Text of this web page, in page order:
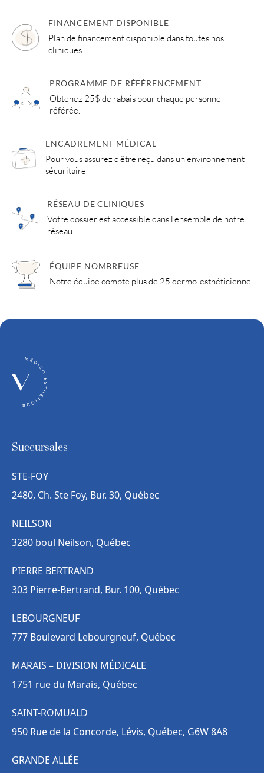
Ces réactions sont normales et temporaires,
elles disparaitront sans intervention.
indications à suivre à la suite du traitement. Le
respect des conditions post-procédure est
essentiel pour obtenir des résultats optimaux.
FINANCEMENT DISPONIBLE
Plan de financement disponible dans toutes nos
cliniques.
PROGRAMME DE RÉFÉRENCEMENT
Obtenez 25$ de rabais pour chaque personne
référée.
ENCADREMENT MÉDICAL
Pour vous assurez d'être reçu dans un environnement
sécuritaire
RÉSEAU DE CLINIQUES
Votre dossier est accessible dans l'ensemble de notre
réseau
ÉQUIPE NOMBREUSE
Notre équipe compte plus de 25 dermo-esthéticienne
Succursales
STE-FOY
2480, Ch. Ste Foy, Bur. 30, Québec
NEILSON
3280 boul Neilson, Québec
PIERRE BERTRAND
303 Pierre-Bertrand, Bur. 100, Québec
LEBOURGNEUF
777 Boulevard Lebourgneuf, Québec
MARAIS – DIVISION MÉDICALE
1751 rue du Marais, Québec
SAINT-ROMUALD
950 Rue de la Concorde, Lévis, Québec, G6W 8A8
GRANDE ALLÉE